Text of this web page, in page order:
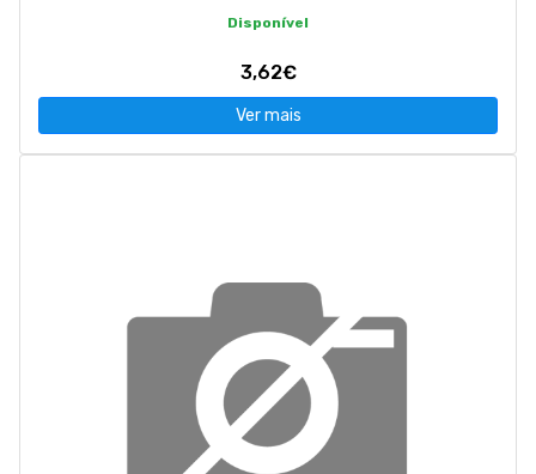
Disponível
3,62€
Ver mais